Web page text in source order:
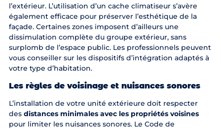
l’extérieur. L’utilisation d’un cache climatiseur s’avère
également efficace pour préserver l’esthétique de la
façade. Certaines zones imposent d’ailleurs une
dissimulation complète du groupe extérieur, sans
surplomb de l’espace public. Les professionnels peuvent
vous conseiller sur les dispositifs d’intégration adaptés à
votre type d’habitation.
Les règles de voisinage et nuisances sonores
L’installation de votre unité extérieure doit respecter
des distances minimales avec les propriétés voisines
pour limiter les nuisances sonores. Le Code de